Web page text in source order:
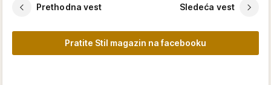
Prethodna vest Sledeća vest
Pratite Stil magazin na facebooku